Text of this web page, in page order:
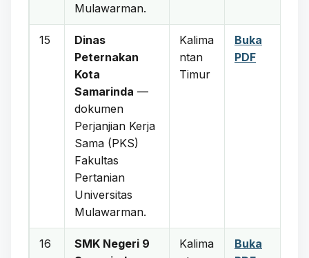
Mulawarman.
15
Dinas
Peternakan
Kota
Samarinda —
dokumen
Perjanjian Kerja
Sama (PKS)
Fakultas
Pertanian
Universitas
Mulawarman.
Kalima
ntan
Timur
Buka
PDF
16
SMK Negeri 9
Kalima
Buka